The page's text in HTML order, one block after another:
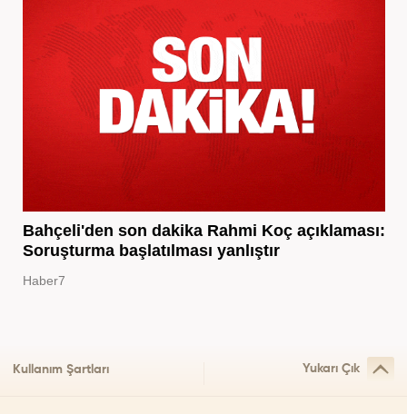
Bahçeli'den son dakika Rahmi Koç açıklaması:
Soruşturma başlatılması yanlıştır
Haber7
Kullanım Şartları Yukarı Çık